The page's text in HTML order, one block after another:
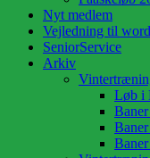
Nyt medlem
Vejledning til
SeniorService
Arkiv
Løb i